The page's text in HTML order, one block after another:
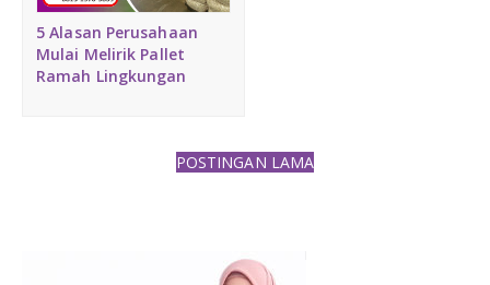
Medium Duty
Heavy Duty
5 Alasan Perusahaan
Mulai Melirik Pallet
Ramah Lingkungan
POSTINGAN LAMA